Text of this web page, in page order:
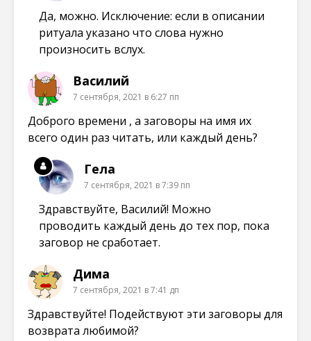
Да, можно. Исключение: если в описании
ритуала указано что слова нужно
произносить вслух.
Василий
7 сентября, 2021 в 6:27 пп
Доброго времени , а заговоры на имя их
всего один раз читать, или каждый день?
Гела
7 сентября, 2021 в 7:39 пп
Здравствуйте, Василий! Можно
проводить каждый день до тех пор, пока
заговор не сработает.
Дима
7 сентября, 2021 в 7:41 дп
Здравствуйте! Подействуют эти заговоры для
возврата любимой?